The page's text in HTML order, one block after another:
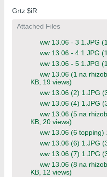
Grtz $iR
Attached Files
ww 13.06 - 3 1.JPG
ww 13.06 - 4 1.JPG
ww 13.06 - 5 1.JPG
ww 13.06 (1 na
KB, 19 views)
ww 13.06 (2) 1.JPG
ww 13.06 (4) 1.JPG
ww 13.06 (5 na
KB, 20 views)
ww 13.06 (6 topping)
ww 13.06 (6) 1.JPG
ww 13.06 (7) 1.JPG
ww 13.06 (8 na
KB, 12 views)